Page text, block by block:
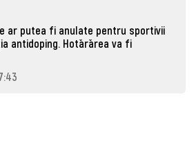
ar putea fi anulate pentru sportivii
antidoping. Hotǎrǎrea va fi